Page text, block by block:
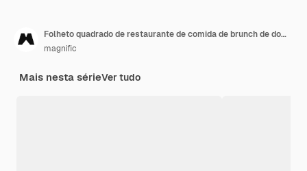
Folheto quadrado de restaurante de comida de brunch de domingo
magnific
Mais nesta sérieVer tudo